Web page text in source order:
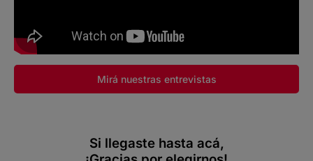
Mirá nuestras entrevistas
Si llegaste hasta acá,